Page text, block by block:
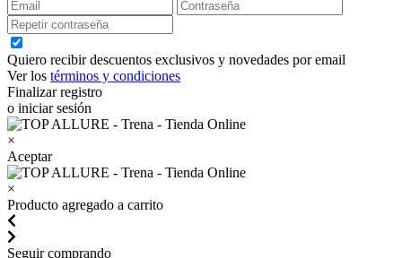
Quiero recibir descuentos exclusivos y novedades por email
Ver los términos y condiciones
Finalizar registro
o iniciar sesión
×
Aceptar
×
Producto agregado a carrito
Seguir comprando